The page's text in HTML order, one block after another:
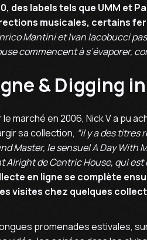
des labels tels que UMM et
musicales, certains
Mantini et Ivan Iacobucci
commencent à s’évaporer,
& Digging
le marché en 2006, Nick V a pu
sa collection, “il y a des titres
Master, le sensuel A Day With
Alright de Centric House, qui
en ligne se complète
visites chez quelques
promenades estivales,